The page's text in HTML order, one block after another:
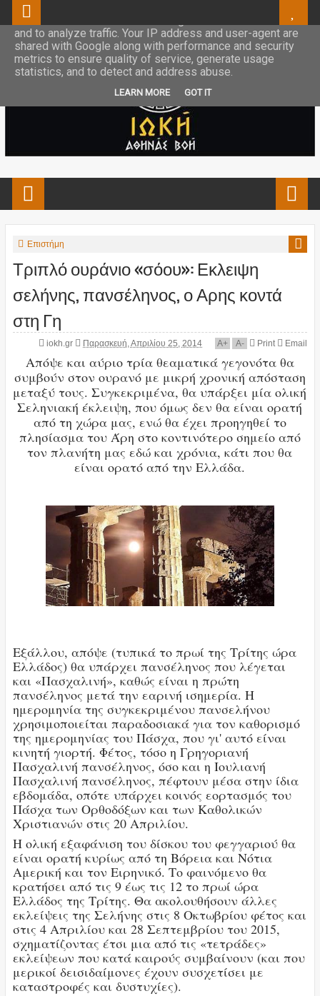
Επιστήμη
Τριπλό ουράνιο «σόου»: Εκλειψη
σελήνης, πανσέληνος, ο Αρης κοντά
στη Γη
iokh.gr Παρασκευή, Απριλίου 25, 2014 A+ A- Print Email
Απόψε και αύριο τρία θεαματικά γεγονότα θα
συμβούν στον ουρανό με μικρή χρονική απόσταση
μεταξύ τους. Συγκεκριμένα, θα υπάρξει μία ολική
Σεληνιακή έκλειψη, που όμως δεν θα είναι ορατή
από τη χώρα μας, ενώ θα έχει προηγηθεί το
πλησίασμα του Άρη στο κοντινότερο σημείο από
τον πλανήτη μας εδώ και χρόνια, κάτι που θα
είναι ορατό από την Ελλάδα.
Εξάλλου, απόψε (τυπικά το πρωί της Τρίτης ώρα
Ελλάδος) θα υπάρχει πανσέληνος που λέγεται
και «Πασχαλινή», καθώς είναι η πρώτη
πανσέληνος μετά την εαρινή ισημερία. Η
ημερομηνία της συγκεκριμένου πανσελήνου
χρησιμοποιείται παραδοσιακά για τον καθορισμό
της ημερομηνίας του Πάσχα, που γι' αυτό είναι
κινητή γιορτή. Φέτος, τόσο η Γρηγοριανή
Πασχαλινή πανσέληνος, όσο και η Ιουλιανή
Πασχαλινή πανσέληνος, πέφτουν μέσα στην ίδια
εβδομάδα, οπότε υπάρχει κοινός εορτασμός του
Πάσχα των Ορθοδόξων και των Καθολικών
Χριστιανών στις 20 Απριλίου.
Η ολική εξαφάνιση του δίσκου του φεγγαριού θα
είναι ορατή κυρίως από τη Βόρεια και Νότια
Αμερική και τον Ειρηνικό. Το φαινόμενο θα
κρατήσει από τις 9 έως τις 12 το πρωί ώρα
Ελλάδος της Τρίτης. Θα ακολουθήσουν άλλες
εκλείψεις της Σελήνης στις 8 Οκτωβρίου φέτος και
στις 4 Απριλίου και 28 Σεπτεμβρίου του 2015,
σχηματίζοντας έτσι μια από τις «τετράδες»
εκλείψεων που κατά καιρούς συμβαίνουν (και που
μερικοί δεισιδαίμονες έχουν συσχετίσει με
καταστροφές και δυστυχίες).
This site uses cookies from Google to deliver its services
and to analyze traffic. Your IP address and user-agent are
shared with Google along with performance and security
metrics to ensure quality of service, generate usage
statistics, and to detect and address abuse.
LEARN MORE GOT IT